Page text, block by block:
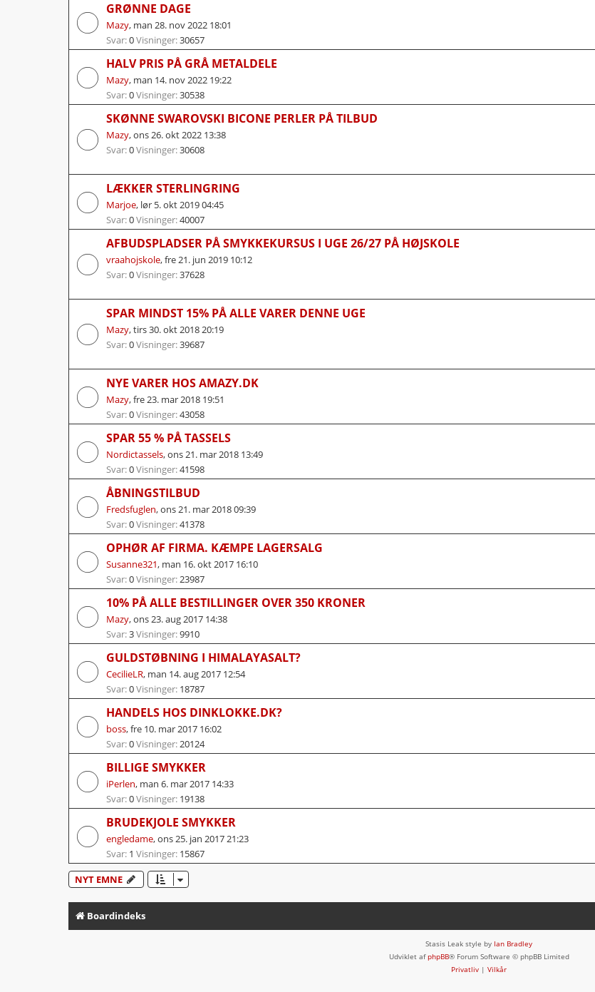
GRØNNE DAGE
Mazy, man 28. nov 2022 18:01
Svar:0Visninger:30657
HALV PRIS PÅ GRÅ METALDELE
Mazy, man 14. nov 2022 19:22
Svar:0Visninger:30538
SKØNNE SWAROVSKI BICONE PERLER PÅ TILBUD
Mazy,ons 26. okt 2022 13:38
Svar:0Visninger:30608
LÆKKER STERLINGRING
Marjoe, lør 5. okt 2019 04:45
Svar:0Visninger:40007
AFBUDSPLADSER PÅ SMYKKEKURSUS I UGE 26/27 PÅ HØJSKOLE
vraahojskole,fre 21. jun 2019 10:12
Svar:0Visninger:37628
SPAR MINDST 15% PÅ ALLE VARER DENNE UGE
Mazy,tirs 30. okt 2018 20:19
Svar:0Visninger:39687
NYE VARER HOS AMAZY.DK
Mazy,fre 23. mar 2018 19:51
Svar:0Visninger:43058
SPAR 55 % PÅ TASSELS
Nordictassels,ons 21. mar 2018 13:49
Svar:0Visninger:41598
ÅBNINGSTILBUD
Fredsfuglen,ons 21. mar 2018 09:39
Svar:0Visninger:41378
OPHØR AF FIRMA. KÆMPE LAGERSALG
Susanne321, man 16. okt 2017 16:10
Svar:0Visninger:23987
10% PÅ ALLE BESTILLINGER OVER 350 KRONER
Mazy,ons 23. aug 2017 14:38
Svar:3Visninger:9910
GULDSTØBNING I HIMALAYASALT?
CecilieLR, man 14. aug 2017 12:54
Svar:0Visninger: 18787
HANDELS HOS DINKLOKKE.DK?
boss,fre 10. mar 2017 16:02
Svar:0Visninger:20124
BILLIGE SMYKKER
iPerlen, man 6. mar 2017 14:33
Svar:0Visninger: 19138
BRUDEKJOLE SMYKKER
engledame,ons 25. jan 2017 21:23
Svar: 1 Visninger: 15867
NYT EMNE
Boardindeks
Stasis Leak style by Ian Bradley
Udviklet afphpBB® Forum Software © phpBB Limited
Privatliv | Vilkår